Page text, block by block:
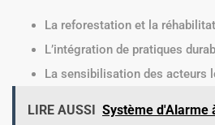
La reforestation et la
L’intégration de pratiques
La sensibilisation des acteurs
LIRE AUSSI Système d'Alarme